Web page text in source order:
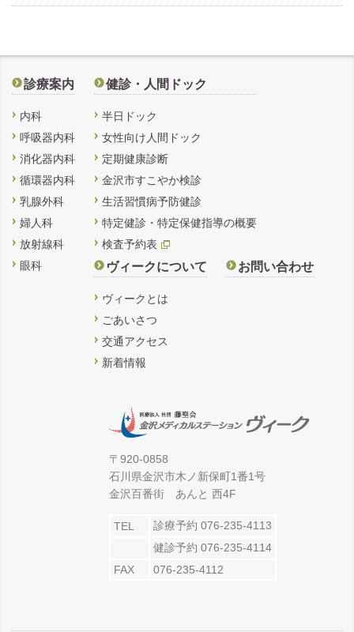
診療案内
内科
呼吸器内科
消化器内科
循環器内科
乳腺外科
婦人科
放射線科
眼科
健診・人間ドック
半日ドック
女性向け人間ドック
定期健康診断
金沢市すこやか検診
生活習慣病予防健診
特定健診・特定保健指導の概要
検査予約表
ヴィークについて
ヴィークとは
ごあいさつ
交通アクセス
新着情報
お問い合わせ
〒920-0858
石川県金沢市木ノ新保町1番1号
金沢百番街 あんと 西4F
TEL
診療予約 076-235-4113
健診予約 076-235-4114
FAX
076-235-4112